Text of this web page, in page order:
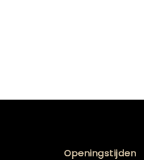
Openingstijden